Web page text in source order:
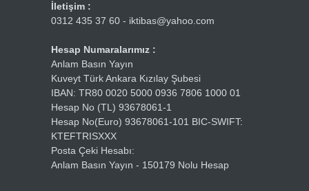
İletişim :
0312 435 37 60 - iktibas@yahoo.com
Hesap Numaralarımız :
Anlam Basın Yayın
Kuveyt Türk Ankara Kızılay Şubesi
IBAN: TR80 0020 5000 0936 7806 1000 01
Hesap No (TL) 93678061-1
Hesap No(Euro) 93678061-101 BIC-SWIFT:
KTEFTRISXXX
Posta Çeki Hesabı:
Anlam Basın Yayın - 150179 Nolu Hesap